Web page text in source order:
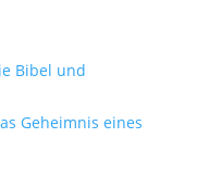
Bibel und
Geheimnis eines